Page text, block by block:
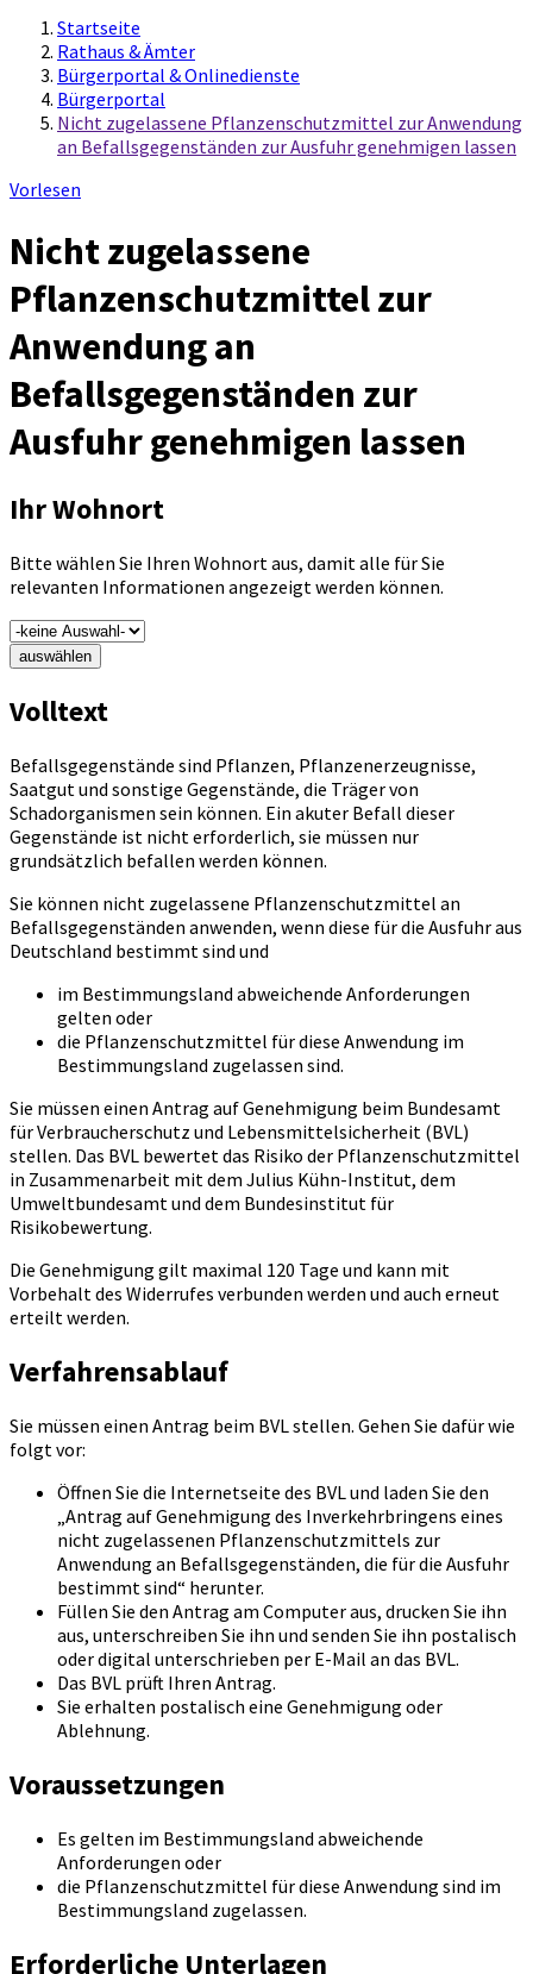
Startseite
Rathaus & Ämter
Bürgerportal & Onlinedienste
Bürgerportal
Nicht zugelassene Pflanzenschutzmittel zur Anwendung
an Befallsgegenständen zur Ausfuhr genehmigen lassen
Vorlesen
Nicht zugelassene
Pflanzenschutzmittel zur
Anwendung an
Befallsgegenständen zur
Ausfuhr genehmigen lassen
Ihr Wohnort
Bitte wählen Sie Ihren Wohnort aus, damit alle für Sie
relevanten Informationen angezeigt werden können.
auswählen
Volltext
Befallsgegenstände sind Pflanzen, Pflanzenerzeugnisse,
Saatgut und sonstige Gegenstände, die Träger von
Schadorganismen sein können. Ein akuter Befall dieser
Gegenstände ist nicht erforderlich, sie müssen nur
grundsätzlich befallen werden können.
Sie können nicht zugelassene Pflanzenschutzmittel an
Befallsgegenständen anwenden, wenn diese für die Ausfuhr aus
Deutschland bestimmt sind und
im Bestimmungsland abweichende Anforderungen
gelten oder
die Pflanzenschutzmittel für diese Anwendung im
Bestimmungsland zugelassen sind.
Sie müssen einen Antrag auf Genehmigung beim Bundesamt
für Verbraucherschutz und Lebensmittelsicherheit (BVL)
stellen. Das BVL bewertet das Risiko der Pflanzenschutzmittel
in Zusammenarbeit mit dem Julius Kühn-Institut, dem
Umweltbundesamt und dem Bundesinstitut für
Risikobewertung.
Die Genehmigung gilt maximal 120 Tage und kann mit
Vorbehalt des Widerrufes verbunden werden und auch erneut
erteilt werden.
Verfahrensablauf
Sie müssen einen Antrag beim BVL stellen. Gehen Sie dafür wie
folgt vor:
Öffnen Sie die Internetseite des BVL und laden Sie den
„Antrag auf Genehmigung des Inverkehrbringens eines
nicht zugelassenen Pflanzenschutzmittels zur
Anwendung an Befallsgegenständen, die für die Ausfuhr
bestimmt sind“ herunter.
Füllen Sie den Antrag am Computer aus, drucken Sie ihn
aus, unterschreiben Sie ihn und senden Sie ihn postalisch
oder digital unterschrieben per E-Mail an das BVL.
Das BVL prüft Ihren Antrag.
Sie erhalten postalisch eine Genehmigung oder
Ablehnung.
Voraussetzungen
Es gelten im Bestimmungsland abweichende
Anforderungen oder
die Pflanzenschutzmittel für diese Anwendung sind im
Bestimmungsland zugelassen.
Erforderliche Unterlagen